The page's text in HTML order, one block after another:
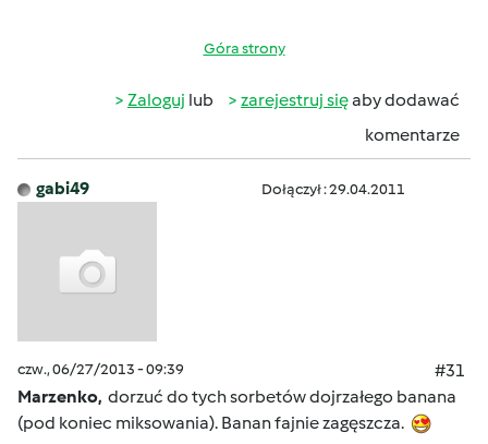
Góra strony
Zaloguj lub zarejestruj sięaby dodawać
komentarze
gabi49 Dołączył : 29.04.2011
czw., 06/27/2013 - 09:39
#31
Marzenko, dorzuć do tych sorbetów dojrzałego banana
(pod koniec miksowania). Banan fajnie zagęszcza.